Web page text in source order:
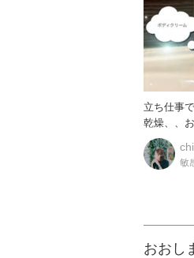
立ち仕事
乾燥、、
敏
おおし